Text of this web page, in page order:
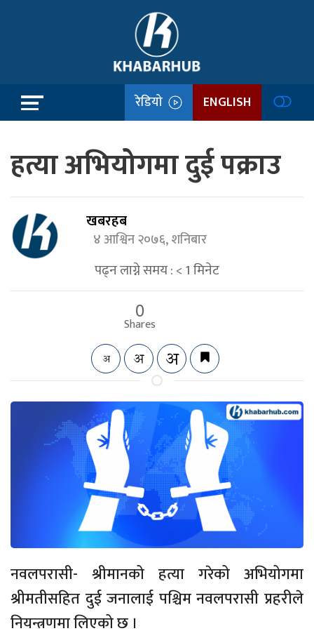
रेडियो ENGLISH
हत्या अभियोगमा दुई पक्राउ
खबरहब
४ आश्विन २०७६, शनिबार
पढ्न लाग्ने समय :< 1मिनेट
0
Shares
नवलपरासी- श्रीमानको हत्या गरेको अभियोगमा
श्रीमतीसहित दुई जनालाई पश्चिम नवलपरासी प्रहरीले
नियन्त्रणमा लिएको छ ।